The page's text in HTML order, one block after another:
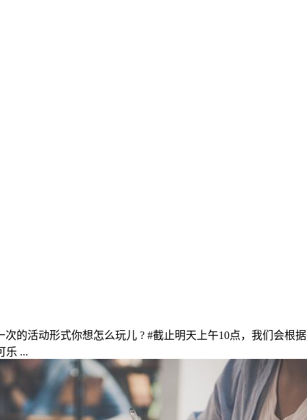
的活动形式你想怎么玩儿 ? #截止明天上午10点，我们会根
乐 ...